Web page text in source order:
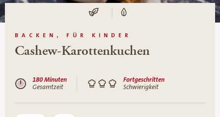
BACKEN, FÜR KINDER
Cashew-Karottenkuchen
180 Minuten
Gesamtzeit
Fortgeschritten
Schwierigkeit